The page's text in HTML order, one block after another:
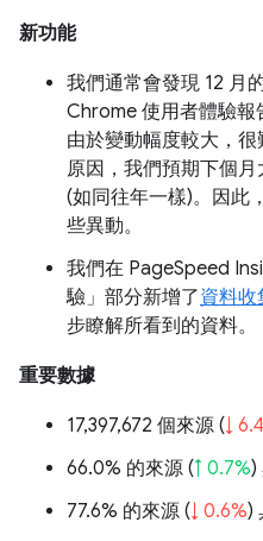
新功能
我們通常會發現 12 月
Chrome 使用者體驗報
由於變動幅度較大，
原因，我們預期下個
(如同往年一樣)。因此
些異動。
我們在 PageSpeed
驗」部分新增了資料收
步瞭解所看到的資料。
重要數據
17,397,672 個來源 (↓
66.0% 的來源 (↑ 0.7%)
77.6% 的來源 (↓ 0.6%)